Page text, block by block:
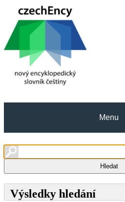
Menu
Výsledky hledání